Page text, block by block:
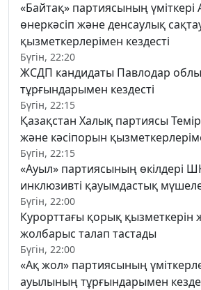
«Байтақ» партиясының үміткері
өнеркәсіп және денсаулық
қызметкерлерімен кездесті
Бүгін, 22:20
ЖСДП кандидаты Павлодар
тұрғындарымен кездесті
Бүгін, 22:15
Қазақстан Халық партиясы
және кәсіпорын
Бүгін, 22:15
«Ауыл» партиясының өкілдері
инклюзивті қауымдастық
Бүгін, 22:00
Курорттағы қорық қызметкерін
жолбарыс талап тастады
Бүгін, 22:00
«Ақ жол» партиясының
ауылының тұрғындарымен